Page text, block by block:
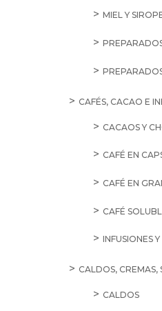
MIEL Y
CAFÉS, CACAO E
CACAOS Y
CAFÉ EN
CAFÉ EN
CAFÉ
INFUSIONES
CALDOS, CREMAS,
CALDOS